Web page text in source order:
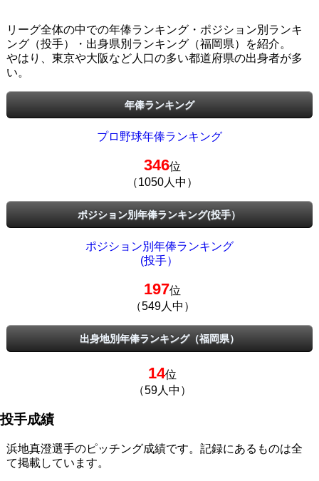
リーグ全体の中での年俸ランキング・ポジション別ランキ
ング（投手）・出身県別ランキング（福岡県）を紹介。
やはり、東京や大阪など人口の多い都道府県の出身者が多
い。
年俸ランキング
プロ野球年俸ランキング
346位
（1050人中）
ポジション別年俸ランキング(投手）
ポジション別年俸ランキング
(投手）
197位
（549人中）
出身地別年俸ランキング（福岡県）
14位
（59人中）
投手成績
浜地真澄選手のピッチング成績です。記録にあるものは全
て掲載しています。